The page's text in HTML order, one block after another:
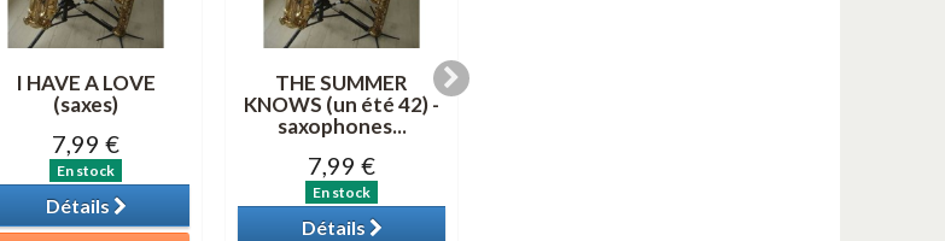
I HAVE A LOVE
(saxes)
7,99 €
En stock
Détails
THE SUMMER
KNOWS (un été 42) -
saxophones...
7,99 €
En stock
Détails